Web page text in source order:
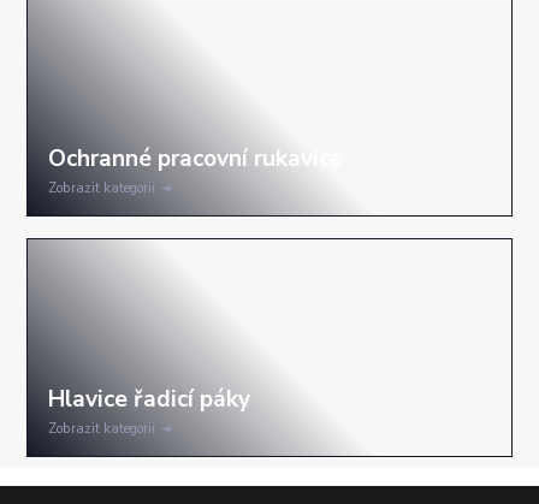
Zobrazit kategorii
Zobrazit kategorii